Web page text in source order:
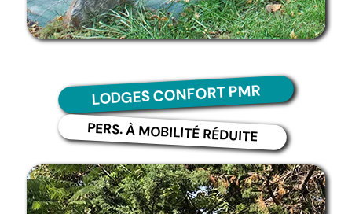
LODGES CONFORT PMR
PERS. À MOBILITÉ RÉDUITE